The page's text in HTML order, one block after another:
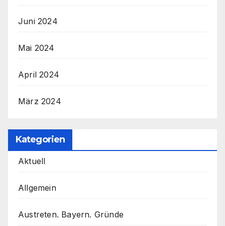
Juni 2024
Mai 2024
April 2024
März 2024
Kategorien
Aktuell
Allgemein
Austreten. Bayern. Gründe